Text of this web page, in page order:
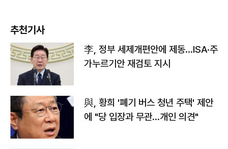
추천기사
李, 정부 세제개편안에 제동…ISA·주
가누르기안 재검토 지시
與, 황희 '폐기 버스 청년 주택' 제안
에 "당 입장과 무관…개인 의견"